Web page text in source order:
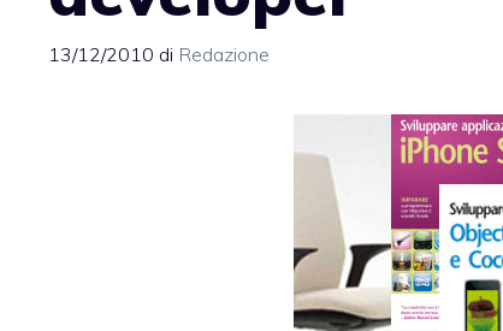
13/12/2010 di Redazione